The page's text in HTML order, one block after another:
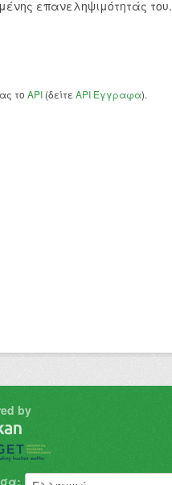
επανεληψιμότητάς του.
το API (δείτε API Έγγραφα).
by